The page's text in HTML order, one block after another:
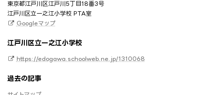
東京都江戸川区江戸川5丁目18番3号
江戸川区立一之江小学校 PTA室
Googleマップ
江戸川区立一之江小学校
https://edogawa.schoolweb.ne.jp/1310068
過去の記事